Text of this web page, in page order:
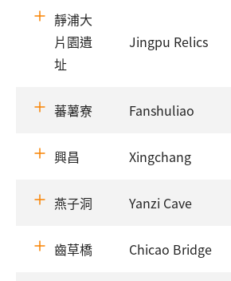
靜浦大
片園遺
址
Jingpu Relics
蕃薯寮 Fanshuliao
興昌 Xingchang
燕子洞 Yanzi Cave
齒草橋 Chicao Bridge